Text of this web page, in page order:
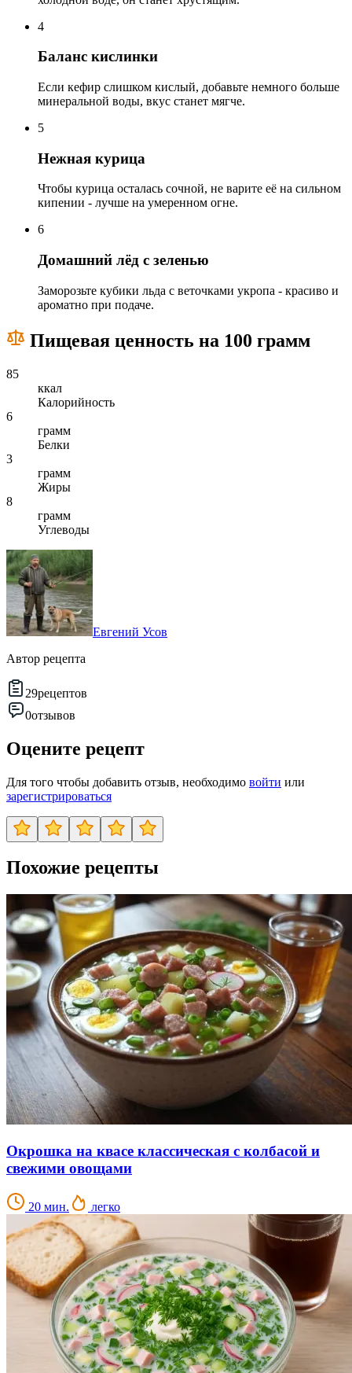
4
Баланс кислинки
Если кефир слишком кислый, добавьте немного больше
минеральной воды, вкус станет мягче.
5
Нежная курица
Чтобы курица осталась сочной, не варите её на сильном
кипении - лучше на умеренном огне.
6
Домашний лёд с зеленью
Заморозьте кубики льда с веточками укропа - красиво и
ароматно при подаче.
Пищевая ценность на 100 грамм
85
ккал
Калорийность
6
грамм
Белки
3
грамм
Жиры
8
грамм
Углеводы
Евгений Усов
Автор рецепта
29рецептов
0отзывов
Оцените рецепт
Для того чтобы добавить отзыв, необходимо войти или
зарегистрироваться
Похожие рецепты
Окрошка на квасе классическая с колбасой и
свежими овощами
20 мин. легко